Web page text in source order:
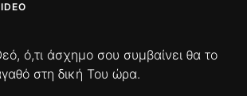
ό,τι άσχημο σου συμβαίνει θα το
στη δική Του ώρα.